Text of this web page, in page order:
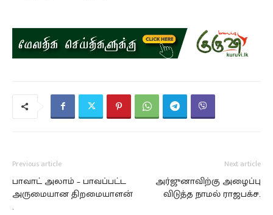
Previous article
பாவாட் அலாம் – பாவப்பட்ட
அருமையான திறமையாளன்
.
Next article
அர்ஜுனாவிற்கு அழைப்பு
விடுத்த நாமல் ராஜபக்ச.